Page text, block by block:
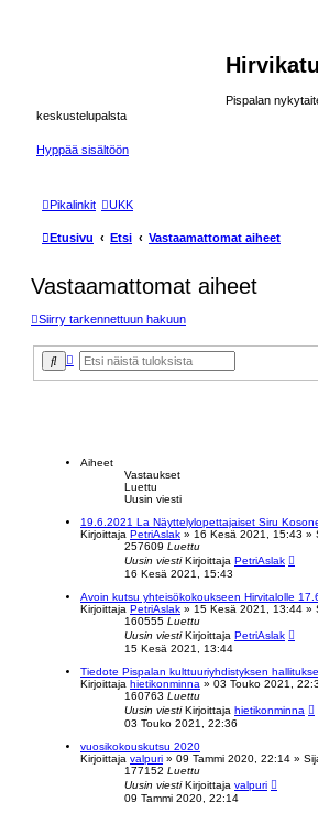
Pispalan
keskustelupalsta
Hyppää sisältöön
Pikalinkit UKK
Etusivu Etsi Vastaamattomat aiheet
Vastaamattomat aiheet
Siirry tarkennettuun hakuun
E
t
T
a
r
Aiheet
Vastaukset
Luettu
Uusin viesti
19.6.2021 La Näyttelylopettajaiset Siru
Kirjoittaja PetriAslak » 16 Kesä 2021, 15:43 »
257609 Luettu
Uusin viestiKirjoittaja PetriAslak
16 Kesä 2021, 15:43
Avoin kutsu yhteisökokoukseen Hirvitalolle
Kirjoittaja PetriAslak » 15 Kesä 2021, 13:44 »
160555 Luettu
Uusin viestiKirjoittaja PetriAslak
15 Kesä 2021, 13:44
Tiedote Pispalan kulttuuriyhdistyksen
Kirjoittaja hietikonminna » 03 Touko 2021,
160763 Luettu
Uusin viestiKirjoittaja hietikonminna
03 Touko 2021, 22:36
vuosikokouskutsu 2020
Kirjoittaja valpuri » 09 Tammi 2020, 22:14 »
177152 Luettu
Uusin viestiKirjoittaja valpuri
09 Tammi 2020, 22:14